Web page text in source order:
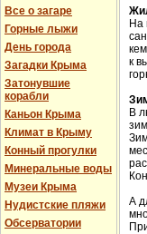
Все о загаре
Горные лыжи
День города
Загадки Крыма
Затонувшие
корабли
Каньон Крыма
Климат в Крыму
Конный прогулки
Минеральные воды
Музеи Крыма
Нудистские пляжи
Обсерватории
На
к
В
А